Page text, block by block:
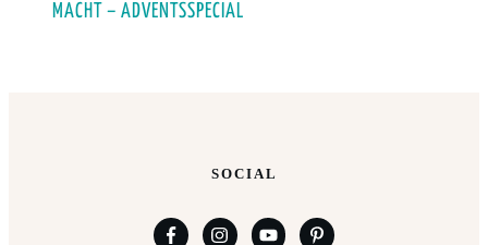
MACHT – ADVENTSSPECIAL
SOCIAL